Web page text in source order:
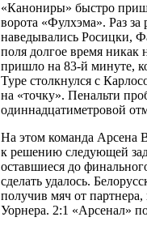
«Канониры» быстро
ворота «Фулхэма». Раз
наведывались Росицки,
поля долгое время никак
пришло на 83-й минуте,
Туре столкнулся с
на «точку». Пенальти
одиннадцатиметровой
На этом команда Арсена
к решению следующей
оставшиеся до
сделать удалось.
получив мяч от
Уорнера. 2:1 «Арсенал»